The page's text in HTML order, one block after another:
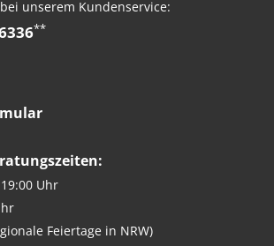
unserem Kundenservice:
**
Uhr
Feiertage in NRW)